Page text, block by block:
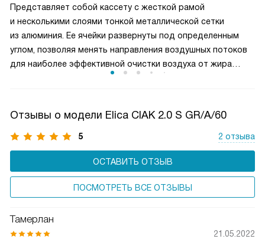
делает вытяжку универсальным решением для любых
кулинарных задач и сохраняет воздух на кухне свежим
и чистым.
Представляет собой кассету с жесткой рамой
и несколькими слоями тонкой металлической сетки
из алюминия. Ее ячейки развернуты под определенным
углом, позволяя менять направления воздушных потоков
для наиболее эффективной очистки воздуха от жира
Отзывы о модели Elica CIAK 2.0 S GR/A/60
5 2 отзыва
ОСТАВИТЬ ОТЗЫВ
ПОСМОТРЕТЬ ВСЕ ОТЗЫВЫ
Тамерлан
21.05.2022